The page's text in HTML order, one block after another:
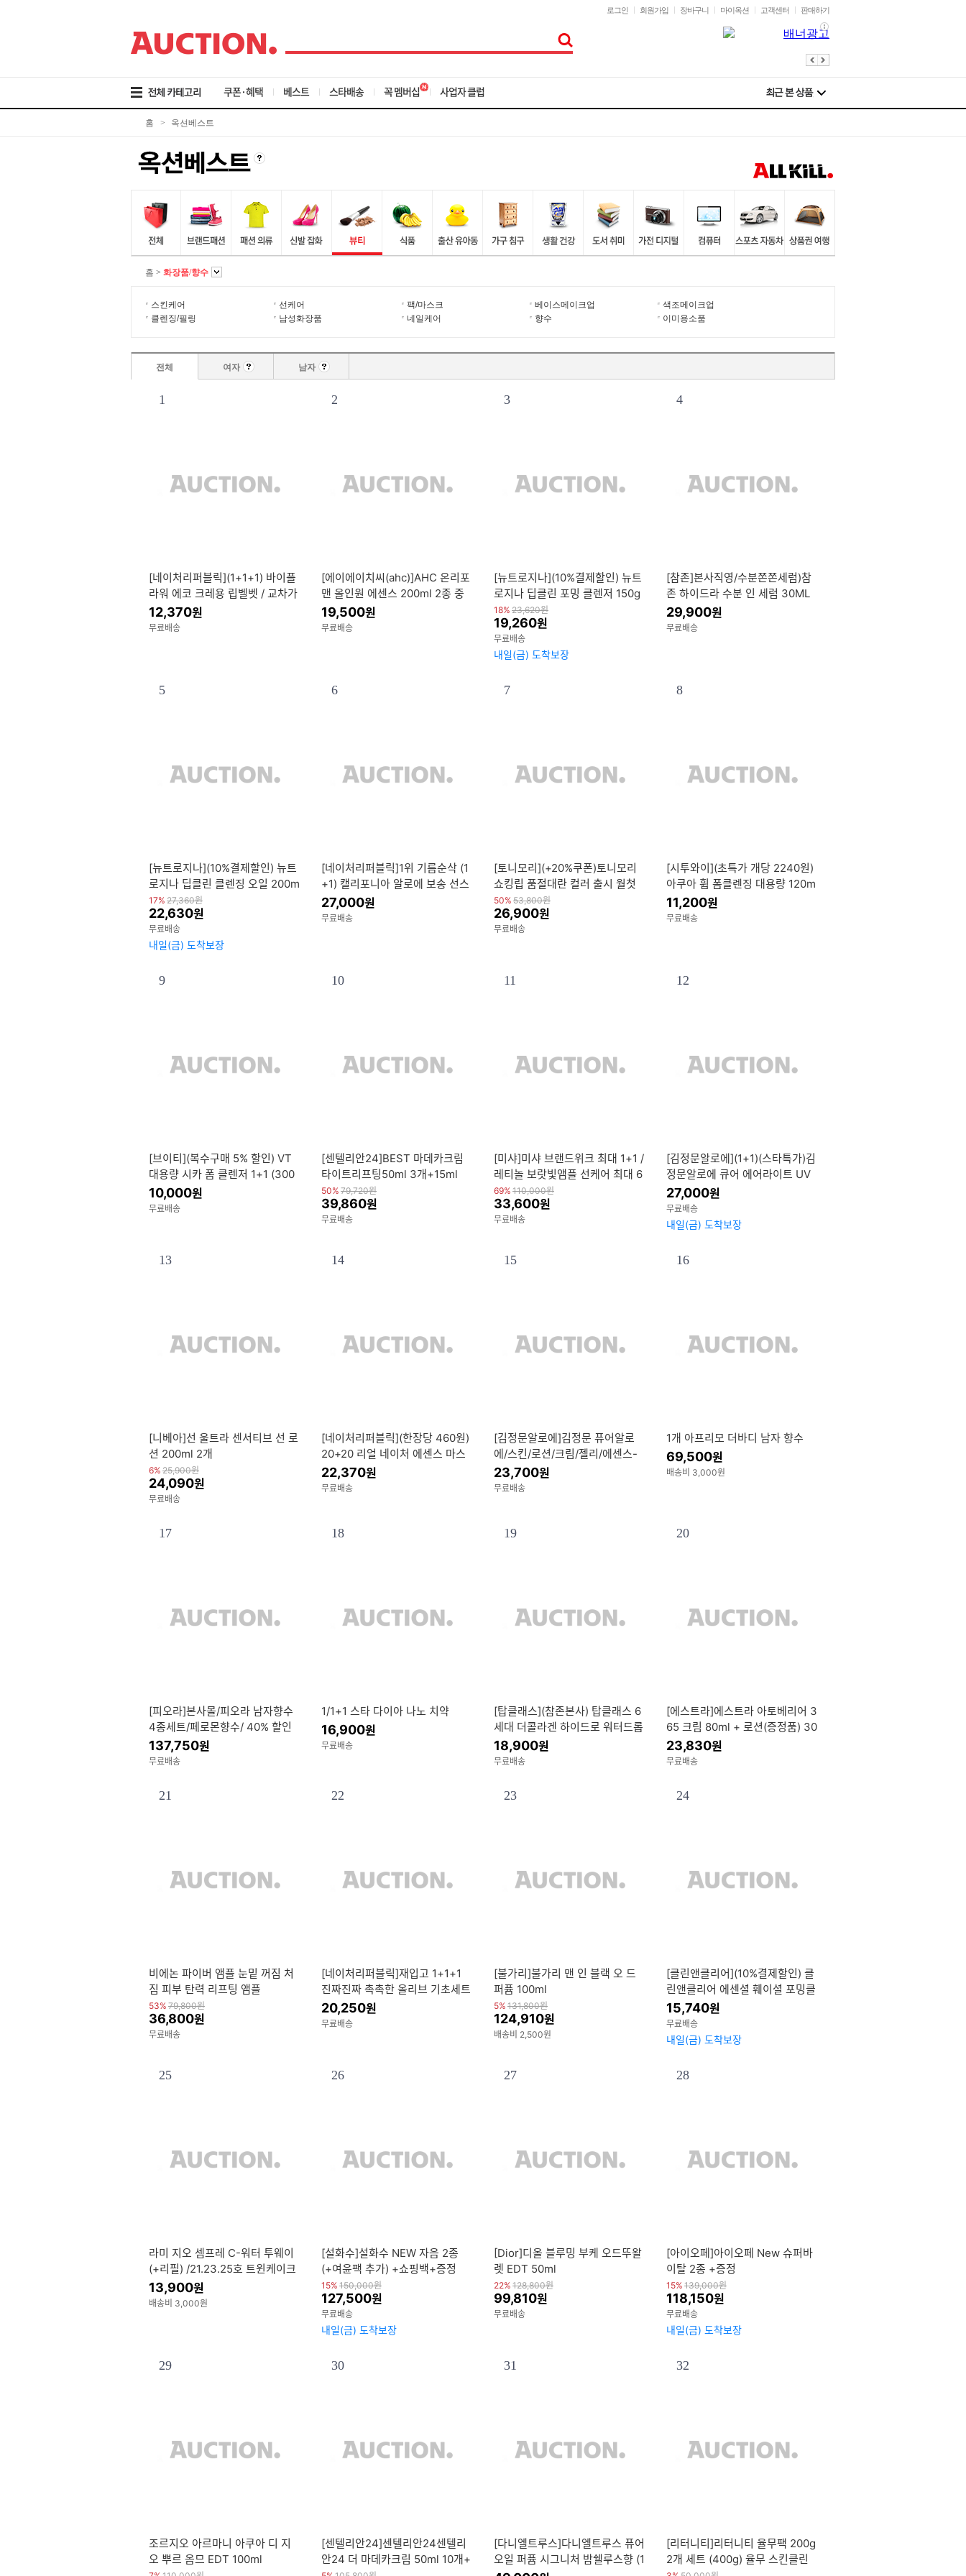
로
가
로
가
로
가
로그인 회원가입 장바구니 마이옥션 고객센터 판매하기
쿠폰·혜택 베스트 스타배송 꼭 멤버십 사업자 클럽
홈 > 옥션베스트
홈 > 화장품/향수
스킨케어 선케어 팩/마스크 베이스메이크업
색조메이크업
클렌징/필링
남성화장품 네일케어 향수 이미용소품
전체 여자 남자
1
[네이처리퍼블릭](1+1+1) 바이플
라워 에코 크레용 립벨벳 / 교차가
능 / 가볍고 발림성 좋은 멀티 크
레용
12,370원
무료배송
2
[에이에이치씨(ahc)]AHC 온리포
맨 올인원 에센스 200ml 2종 중
택1 +(증정)프로샷 에센스 20ml
1개
19,500원
무료배송
3
[뉴트로지나](10%결제할인) 뉴트
로지나 딥클린 포밍 클렌저 150g
3개 + 뉴트로지나 아크네 클렌징
폼 10g 3개 증정
18% 23,620원
19,260원
무료배송
내일(금) 도착보장
4
[참존]본사직영/수분쫀쫀세럼)참
존 하이드라 수분 인 세럼 30ML
5개 진정인세럼 본품 추가증정
29,900원
무료배송
5
[뉴트로지나](10%결제할인) 뉴트
로지나 딥클린 클렌징 오일 200m
l 2개 + 뉴트로지나 아크네 클렌
징 폼 10g 3개 증정
17% 27,360원
22,630원
무료배송
내일(금) 도착보장
6
[네이처리퍼블릭]1위 기름순삭 (1
+1) 캘리포니아 알로에 보송 선스
틱 / 캐모마일 톤업 선크림 본품
증정 SPF50+PA++++
27,000원
무료배송
7
[토니모리](+20%쿠폰)토니모리
쇼킹립 품절대란 컬러 출시 월첫
세일 특가 오픈 up to 81%
50% 53,800원
26,900원
무료배송
8
[시투와이](초특가 개당 2240원)
아쿠아 휩 폼클렌징 대용량 120m
l 4개 저자극 세안제 클렌징폼
11,200원
무료배송
9
[브이티](복수구매 5% 할인) VT
대용량 시카 폼 클렌저 1+1 (300
mlx2) (민감성 클렌징폼)
10,000원
무료배송
10
[센텔리안24]BEST 마데카크림
타이트리프팅50ml 3개+15ml
+사은품(5일 체험분+토닝샷 앰플
패드 3매)
50% 79,720원
39,860원
무료배송
11
[미샤]미샤 브랜드위크 최대 1+1 /
레티놀 보랏빛앰플 선케어 최대 6
3%
69% 110,000원
33,600원
무료배송
12
[김정문알로에](1+1)(스타특가)김
정문알로에 큐어 에어라이트 UV
쉴드 선스틱 20g SPF50+ / PA+
++
27,000원
무료배송
내일(금) 도착보장
13
[니베아]선 울트라 센서티브 선 로
션 200ml 2개
6% 25,900원
24,090원
무료배송
14
[네이처리퍼블릭](한장당 460원)
20+20 리얼 네이처 에센스 마스
크팩 / 7년 연속 1위 마스크 팩
22,370원
무료배송
15
[김정문알로에]김정문 퓨어알로
에/스킨/로션/크림/젤리/에센스-
선택1
23,700원
무료배송
16
1개 아프리모 더바디 남자 향수
69,500원
배송비 3,000원
17
[피오라]본사몰/피오라 남자향수
4종세트/페로몬향수/ 40% 할인
137,750원
무료배송
18
1/1+1 스타 다이아 나노 치약
16,900원
무료배송
19
[탑클래스](참존본사) 탑클래스 6
세대 더콜라겐 하이드로 워터드롭
크림 100ml 4개_여성 수분팡팡
대용량 튜브타입
18,900원
무료배송
20
[에스트라]에스트라 아토베리어 3
65 크림 80ml + 로션(증정품) 30
ml 1개 신형
23,830원
무료배송
21
비에논 파이버 앰플 눈밑 꺼짐 처
짐 피부 탄력 리프팅 앰플
53% 79,800원
36,800원
무료배송
22
[네이처리퍼블릭]재입고 1+1+1
진짜진짜 촉촉한 올리브 기초세트
(+ 블루알로에 카밍 포어 패드 증
정) (각 180ml)
20,250원
무료배송
23
[불가리]불가리 맨 인 블랙 오 드
퍼퓸 100ml
5% 131,800원
124,910원
배송비 2,500원
24
[클린앤클리어](10%결제할인) 클
린앤클리어 에센셜 훼이셜 포밍클
렌저 150ml 3개
15,740원
무료배송
내일(금) 도착보장
25
라미 지오 셈프레 C-워터 투웨이
(+리필) /21.23.25호 트윈케이크
13,900원
배송비 3,000원
26
[설화수]설화수 NEW 자음 2종
(+여윤팩 추가) +쇼핑백+증정
15% 150,000원
127,500원
무료배송
내일(금) 도착보장
27
[Dior]디올 블루밍 부케 오드뚜왈
렛 EDT 50ml
22% 128,800원
99,810원
무료배송
28
[아이오페]아이오페 New 슈퍼바
이탈 2종 +증정
15% 139,000원
118,150원
무료배송
내일(금) 도착보장
29
조르지오 아르마니 아쿠아 디 지
오 뿌르 옴므 EDT 100ml
30
[센텔리안24]센텔리안24센텔리
안24 더 마데카크림 50ml 10개+
31
[다니엘트루스]다니엘트루스 퓨어
오일 퍼퓸 시그니처 밤쉘루스향 (1
32
[리터니티]리터니티 율무팩 200g
2개 세트 (400g) 율무 스킨클린